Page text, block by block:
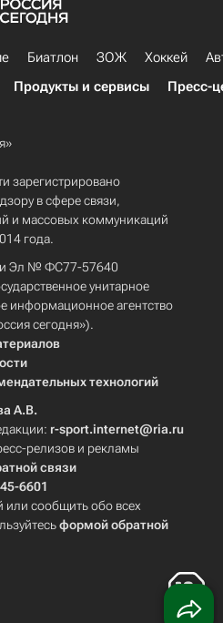
Биатлон ЗОЖ Хоккей
Продукты и сервисы Пресс-
зарегистрировано
в сфере связи,
и массовых коммуникаций
года.
Эл № ФС77-57640
унитарное
информационное агентство
сегодня»).
технологий
А.В.
r-sport.internet@ria.ru
релизов и рекламы
связи
6601
или сообщить обо всех
формой обратной